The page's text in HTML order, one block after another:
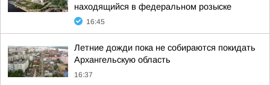
находящийся в федеральном розыске
16:45
Летние дожди пока не собираются покидать
Архангельскую область
16:37